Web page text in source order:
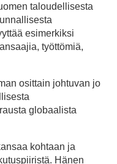
taloudellisesta
esimerkiksi
työttömiä,
osittain johtuvan jo
globaalista
kohtaan ja
Hänen